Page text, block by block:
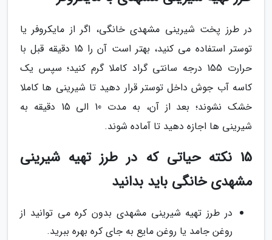
در طرز پخت شیرینی مشهدی خانگی، اگر از مایکروفر یا
توستر استفاده می کنید، بهتر است آن را 15 دقیقه قبل با
حرارت 155 درجه سانتی گراد کاملا گرم کنید؛ سپس یک
کاسه آب جوش داخل توستر قرار دهید تا شیرینی ها کاملا
خشک نشوند؛ بعد از آن، به مدت 10 الی 15 دقیقه به
شیرینی ها اجازه دهید تا آماده شوند.
15 نکته حیاتی که در طرز تهیه شیرینی
مشهدی خانگی باید بدانید
در طرز تهیه شیرینی مشهدی بدون کره می توانید از
روغن جامد یا روغن مایع به جای کره بهره ببرید.